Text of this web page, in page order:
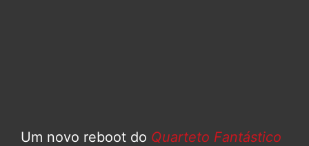
Um novo reboot do Quarteto Fantástico